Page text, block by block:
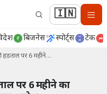
🇮🇳
बिजनेस स्पोर्ट्स टेक
हड़ताल पर 6 महीने…
पर 6 महीने का